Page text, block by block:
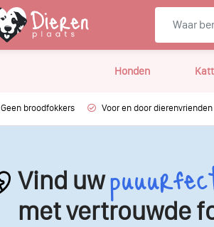
Honden
Geen broodfokkers Voor en door dierenvrienden
Vind uw
met vertrouwde